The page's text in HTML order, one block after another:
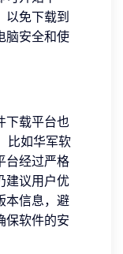
以免下载到
脑安全和使
下载平台也
比如华军软
台经过严格
建议用户优
本信息，避
保软件的安